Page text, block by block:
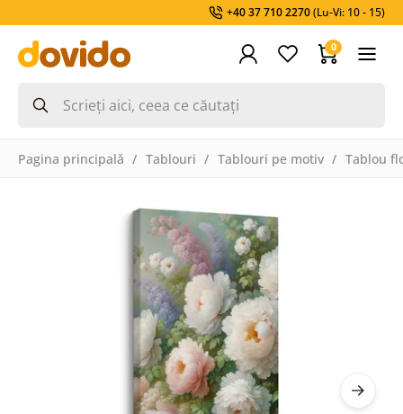
+40 37 710 2270(Lu-Vi: 10 - 15)
0
Pagina principală Tablouri Tablouri pe motiv Tablou